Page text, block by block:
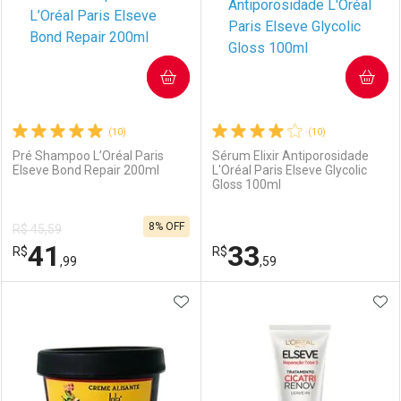
(10)
Pré Shampoo L’Oréal Paris
Elseve Bond Repair 200ml
R$ 45,59
R$41 ,99
8% OFF
COMPRAR
Laboratório
Por Menos
(10)
Sérum Elixir Antiporosidade
L'Oréal Paris Elseve Glycolic
Gloss 100ml
R$33,59
COMPRAR
Laboratório
Por Menos
ADICIONAR AOS FAVORITOS